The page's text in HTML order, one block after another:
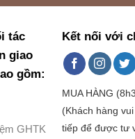
tác
giao
gồm:
GHTK
Kết nối với
MUA HÀNG
(Khách hàng
tiếp để được tư